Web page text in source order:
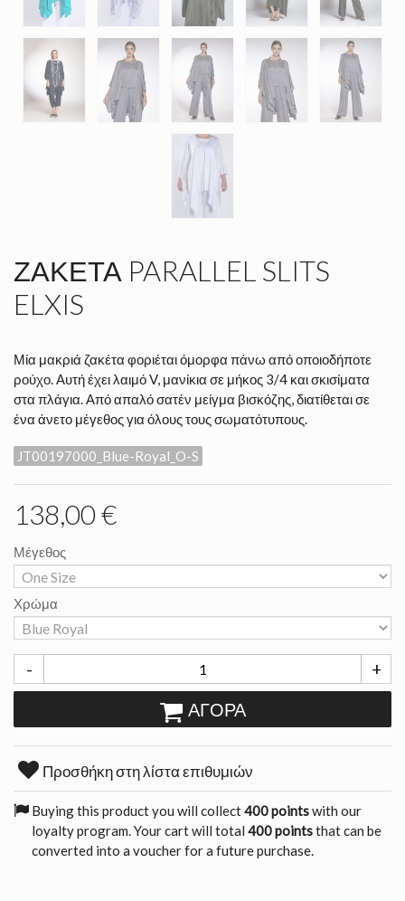
ΖΑΚΈΤΑ PARALLEL SLITS
ELXIS
Μία μακριά ζακέτα φοριέται όμορφα πάνω από οποιοδήποτε
ρούχο. Αυτή έχει λαιμό V, μανίκια σε μήκος 3/4 και σκισίματα
στα πλάγια. Από απαλό σατέν μείγμα βισκόζης, διατίθεται σε
ένα άνετο μέγεθος για όλους τους σωματότυπους.
JT00197000_Blue-Royal_O-S
138,00 €
Μέγεθος
Χρώμα
- +
ΑΓΟΡΆ
Προσθήκη στη λίστα επιθυμιών
Buying this product you will collect400 pointswith our
loyalty program. Your cart will total 400 pointsthat can be
converted into a voucher for a future purchase.